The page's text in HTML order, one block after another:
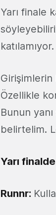
Yarı finale
Girişimlerin
Özellikle
Bunun
belirtelim.
Yarı
Runnr: